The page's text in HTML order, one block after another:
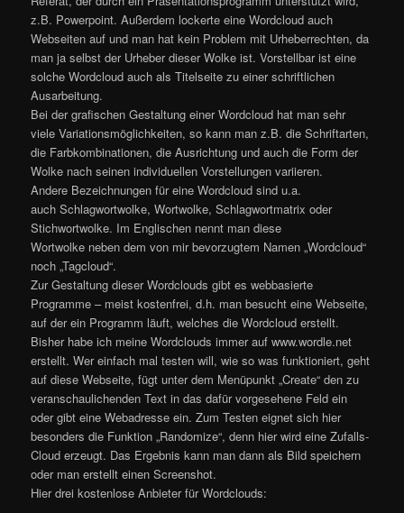
z.B. Powerpoint. Außerdem lockerte eine Wordcloud auch
Webseiten auf und man hat kein Problem mit Urheberrechten, da
man ja selbst der Urheber dieser Wolke ist. Vorstellbar ist eine
solche Wordcloud auch als Titelseite zu einer schriftlichen
Ausarbeitung.
Bei der grafischen Gestaltung einer Wordcloud hat man sehr
viele Variationsmöglichkeiten, so kann man z.B. die Schriftarten,
die Farbkombinationen, die Ausrichtung und auch die Form der
Wolke nach seinen individuellen Vorstellungen variieren.
Andere Bezeichnungen für eine Wordcloud sind u.a.
auch Schlagwortwolke, Wortwolke, Schlagwortmatrix oder
Stichwortwolke. Im Englischen nennt man diese
Wortwolke neben dem von mir bevorzugtem Namen „Wordcloud“
noch „Tagcloud“.
Zur Gestaltung dieser Wordclouds gibt es webbasierte
Programme – meist kostenfrei, d.h. man besucht eine Webseite,
auf der ein Programm läuft, welches die Wordcloud erstellt.
Bisher habe ich meine Wordclouds immer auf www.wordle.net
erstellt. Wer einfach mal testen will, wie so was funktioniert, geht
auf diese Webseite, fügt unter dem Menüpunkt „Create“ den zu
veranschaulichenden Text in das dafür vorgesehene Feld ein
oder gibt eine Webadresse ein. Zum Testen eignet sich hier
besonders die Funktion „Randomize“, denn hier wird eine Zufalls-
Cloud erzeugt. Das Ergebnis kann man dann als Bild speichern
oder man erstellt einen Screenshot.
Hier drei kostenlose Anbieter für Wordclouds: